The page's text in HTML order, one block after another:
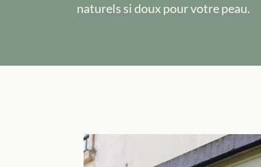
naturels si doux pour votre peau.